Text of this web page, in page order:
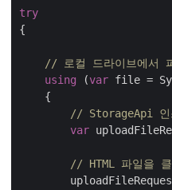
try
{
// 로컬 드라이브에서
using (var file =
    {
// StorageApi 인
var
// HTML 파일을